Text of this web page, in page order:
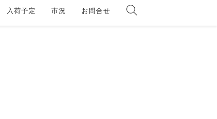
入荷予定 市況 お問合せ